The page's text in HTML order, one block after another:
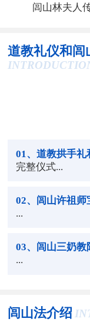
闾山林夫人
道教礼仪和闾
01 、道教拱手礼
完整仪式...
02、闾山许祖师
...
03、闾山三奶教
...
闾山法介绍